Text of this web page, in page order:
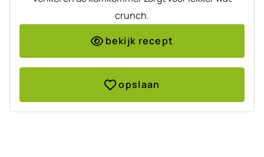
crunch.
bekijk recept
opslaan